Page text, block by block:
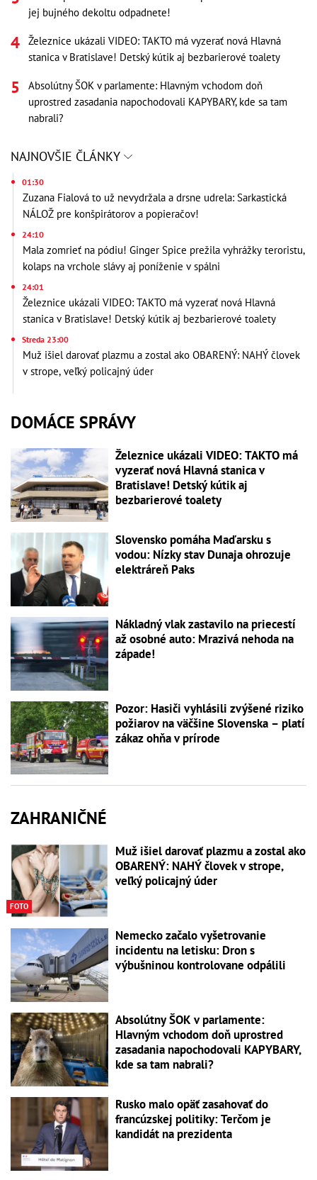
jej bujného dekoltu odpadnete!
Železnice ukázali VIDEO: TAKTO má vyzerať nová Hlavná
stanica v Bratislave! Detský kútik aj bezbarierové toalety
Absolútny ŠOK v parlamente: Hlavným vchodom doň
uprostred zasadania napochodovali KAPYBARY, kde sa tam
nabrali?
NAJNOVŠIE ČLÁNKY
01:30
Zuzana Fialová to už nevydržala a drsne udrela: Sarkastická
NÁLOŽ pre konšpirátorov a popieračov!
24:10
Mala zomrieť na pódiu! Ginger Spice prežila vyhrážky teroristu,
kolaps na vrchole slávy aj poníženie v spálni
24:01
Železnice ukázali VIDEO: TAKTO má vyzerať nová Hlavná
stanica v Bratislave! Detský kútik aj bezbarierové toalety
Streda 23:00
Muž išiel darovať plazmu a zostal ako OBARENÝ: NAHÝ človek
v strope, veľký policajný úder
DOMÁCE SPRÁVY
Železnice ukázali VIDEO: TAKTO má
vyzerať nová Hlavná stanica v
Bratislave! Detský kútik aj
bezbarierové toalety
Slovensko pomáha Maďarsku s
vodou: Nízky stav Dunaja ohrozuje
elektráreň Paks
Nákladný vlak zastavilo na priecestí
až osobné auto: Mrazivá nehoda na
západe!
Pozor: Hasiči vyhlásili zvýšené riziko
požiarov na väčšine Slovenska – platí
zákaz ohňa v prírode
ZAHRANIČNÉ
FOTO
Muž išiel darovať plazmu a zostal ako
OBARENÝ: NAHÝ človek v strope,
veľký policajný úder
Nemecko začalo vyšetrovanie
incidentu na letisku: Dron s
výbušninou kontrolovane odpálili
Absolútny ŠOK v parlamente:
Hlavným vchodom doň uprostred
zasadania napochodovali KAPYBARY,
kde sa tam nabrali?
Rusko malo opäť zasahovať do
francúzskej politiky: Terčom je
kandidát na prezidenta